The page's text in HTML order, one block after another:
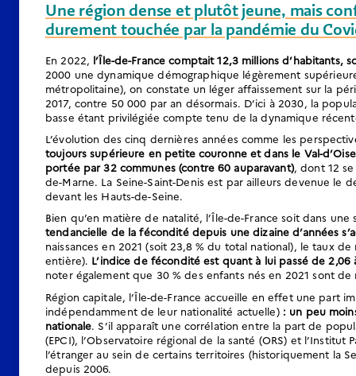
Une région dense et plutôt jeune, mais
durement touchée par la pandémie du
En 2022, l’Île-de-France comptait 12,3 millions d’habitants,
2000 une dynamique démographique légèrement
métropolitaine), on constate un léger affaissement sur la
2017, contre 50 000 par an désormais. D’ici à 2030, la
basse étant privilégiée compte tenu de la dynamique
L’évolution des cinq dernières années comme les
toujours supérieure en petite couronne et dans le Val-
portée par 32 communes (contre 60 auparavant), dont 12
de-Marne. La Seine-Saint-Denis est par ailleurs devenue
devant les Hauts-de-Seine.
Bien qu’en matière de natalité, l’Île-de-France soit dans
tendancielle de la fécondité depuis une dizaine d’années
naissances en 2021 (soit 23,8 % du total national), le taux
entière). L’indice de fécondité est quant à lui passé de 2,06
noter également que 30 % des enfants nés en 2021 sont
Région capitale, l’Île-de-France accueille en effet une part
indépendamment de leur nationalité actuelle) : un peu
nationale. S’il apparaît une corrélation entre la part de
(EPCI), l’Observatoire régional de la santé (ORS) et
l’étranger au sein de certains territoires (historiquement la
depuis 2006.